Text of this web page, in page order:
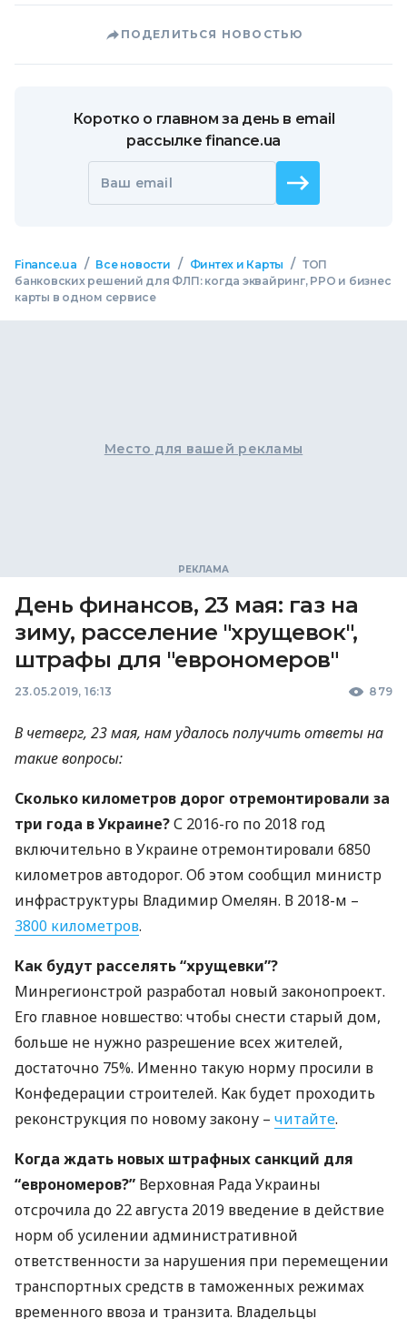
ПОДЕЛИТЬСЯ НОВОСТЬЮ
Коротко о главном за день в email
рассылке finance.ua
Ваш email
Finance.ua / Все новости / Финтех и Карты / ТОП
банковских решений для ФЛП: когда эквайринг, РРО и бизнес
карты в одном сервисе
Место для вашей рекламы
День финансов, 23 мая: газ на
зиму, расселение "хрущевок",
штрафы для "еврономеров"
23.05.2019, 16:13 879
В четверг, 23 мая, нам удалось получить ответы на
такие вопросы:
Сколько километров дорог отремонтировали за
три года в Украине?С 2016-го по 2018 год
включительно в Украине отремонтировали 6850
километров автодорог. Об этом сообщил министр
инфраструктуры Владимир Омелян. В 2018-м –
3800 километров.
Как будут расселять “хрущевки”?
Минрегионстрой разработал новый законопроект.
Его главное новшество: чтобы снести старый дом,
больше не нужно разрешение всех жителей,
достаточно 75%. Именно такую норму просили в
Конфедерации строителей. Как будет проходить
реконструкция по новому закону – читайте.
Когда ждать новых штрафных санкций для
“еврономеров?” Верховная Рада Украины
отсрочила до 22 августа 2019 введение в действие
норм об усилении административной
ответственности за нарушения при перемещении
транспортных средств в таможенных режимах
временного ввоза и транзита. Владельцы